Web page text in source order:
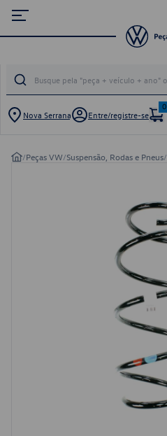
Nova Serrana Entre/registre-se
0
/Peças VW/Suspensão, Rodas e Pneus/